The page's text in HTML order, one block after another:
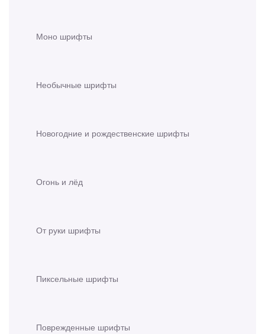
Моно шрифты
Необычные шрифты
Новогодние и рождественские шрифты
Огонь и лёд
От руки шрифты
Пиксельные шрифты
Поврежденные шрифты